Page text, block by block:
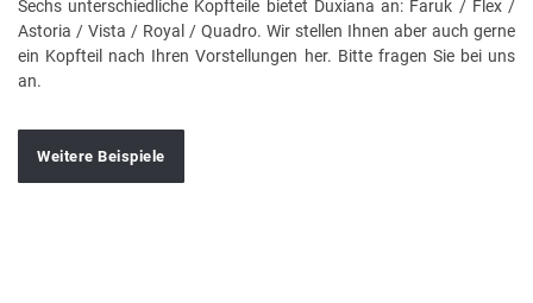
Sechs unterschiedliche Kopfteile bietet Duxiana an: Faruk / Flex /
Astoria / Vista / Royal / Quadro. Wir stellen Ihnen aber auch gerne
ein Kopfteil nach Ihren Vorstellungen her. Bitte fragen Sie bei uns
an.
Weitere Beispiele